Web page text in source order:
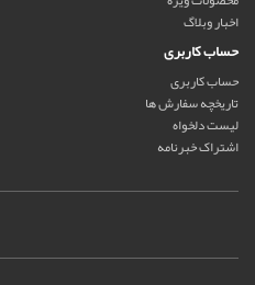
اخبار وبلاگ
حساب کاربری
حساب کاربری
تاریخچه سفارش ها
لیست دلخواه
اشتراک خبرنامه